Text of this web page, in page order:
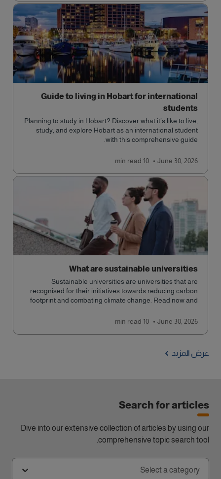
Guide to living in Hobart for international
students
Planning to study in Hobart? Discover what it’s like to live,
study, and explore Hobart as an international student
with this comprehensive guide.
June 30, 2026
10 min
read
What are sustainable universities
Sustainable universities are universities that are
recognised for their initiatives towards reducing carbon
footprint and combating climate change. Read now and
June 30, 2026
10 min
read
عرض المزيد
Search for articles
Dive into our extensive collection of articles by using our
comprehensive topic search tool.
Select a category